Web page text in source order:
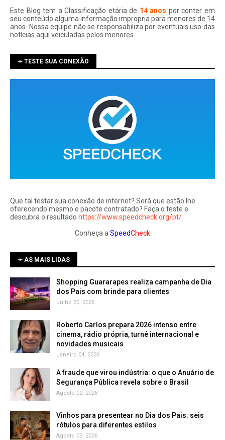
Este Blog tem a Classificação etária de 14 anos por conter em
seu conteúdo alguma informação impropria para menores de 14
anos. Nossa equipe não se responsabiliza por eventuais uso das
notí­cias aqui veiculadas pelos menores.
➛ TESTE SUA CONEXÃO
Que tal testar sua conexão de internet? Será que estão lhe
oferecendo mesmo o pacote contratado? Faça o teste e
descubra o resultado https://www.speedcheck.org/pt/
Conheça a SpeedCheck
➛ AS MAIS LIDAS
Shopping Guararapes realiza campanha de Dia
dos Pais com brinde para clientes
Julho 30, 2026
Roberto Carlos prepara 2026 intenso entre
cinema, rádio própria, turnê internacional e
novidades musicais
Janeiro 04, 2026
A fraude que virou indústria: o que o Anuário de
Segurança Pública revela sobre o Brasil
Agosto 02, 2026
Vinhos para presentear no Dia dos Pais: seis
rótulos para diferentes estilos
Agosto 03, 2026